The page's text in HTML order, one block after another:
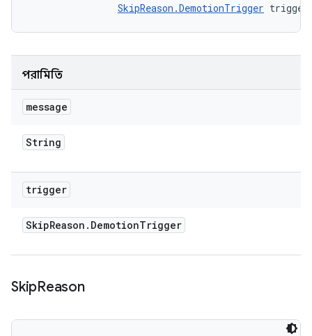
SkipReason.DemotionTrigger
পরামিতি
message
String
trigger
SkipReason . DemotionTrigger
SkipReason